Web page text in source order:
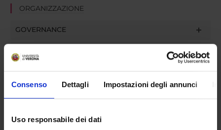
Consenso Dettagli Impostazioni degli annunci
Uso responsabile dei dati
ORGANIZZAZIONE
GOVERNANCE
COMMISSIONI
UFFICI E STRUTTURE DI SERVIZIO
STRUTTURE DEL DIPARTIMENTO